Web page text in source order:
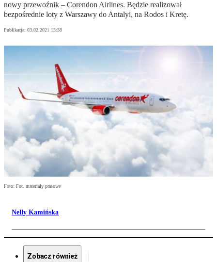
nowy przewoźnik – Corendon Airlines. Będzie realizował
bezpośrednie loty z Warszawy do Antalyi, na Rodos i Kretę.
Publikacja: 03.02.2021 13:38
Foto: Fot. materiały prasowe
Nelly Kamińska
Zobacz również